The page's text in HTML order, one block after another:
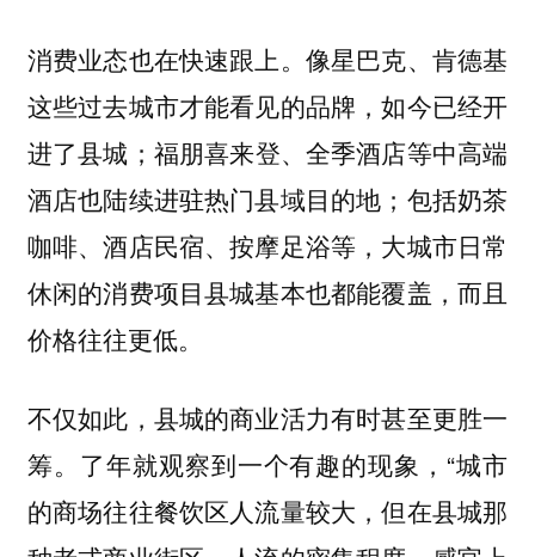
消费业态也在快速跟上。像星巴克、肯德基
这些过去城市才能看见的品牌，如今已经开
进了县城；福朋喜来登、全季酒店等中高端
酒店也陆续进驻热门县域目的地；包括奶茶
咖啡、酒店民宿、按摩足浴等，大城市日常
休闲的消费项目县城基本也都能覆盖，而且
价格往往更低。
不仅如此，县城的商业活力有时甚至更胜一
筹。了年就观察到一个有趣的现象，“城市
的商场往往餐饮区人流量较大，但在县城那